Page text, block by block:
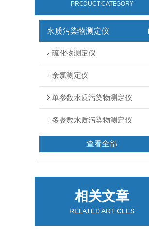
PRODUCT CATEGORY
水质污染物测定仪
硫化物测定仪
余氯测定仪
单参数水质污染物测定仪
多参数水质污染物测定仪
查看全部
相关文章
RELATED ARTICLES